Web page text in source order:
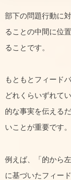
部下の問題行動に
ることの中間に位
ることです。
もともとフィード
どれくらいずれて
的な事実を伝える
いことが重要です。
例えば、「的から
に基づいたフィー